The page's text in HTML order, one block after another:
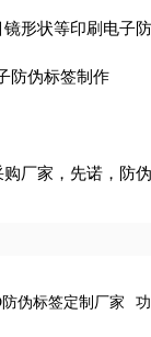
形状等印刷电子防
防伪标签制作
厂家，先诺，
伪标签定制厂家